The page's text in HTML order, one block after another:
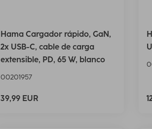
Hama Cargador rápido, GaN,
2x USB-C, cable de carga
extensible, PD, 65 W, blanco
00201957
39,99 EUR